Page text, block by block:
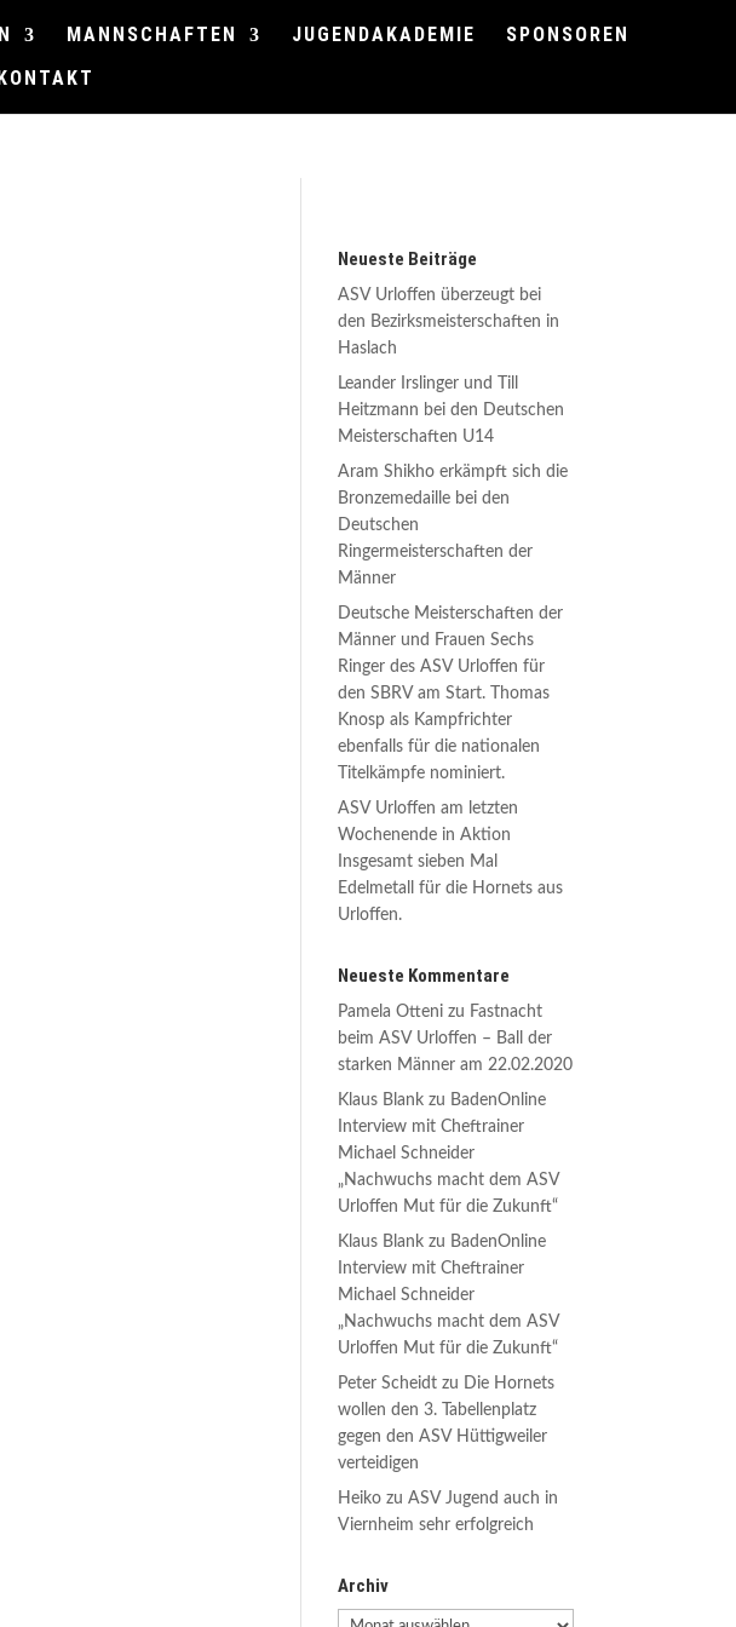
MANNSCHAFTEN JUGENDAKADEMIE
SPONSOREN
Neueste Beiträge
ASV Urloffen überzeugt bei
den Bezirksmeisterschaften in
Haslach
Leander Irslinger und Till
Heitzmann bei den Deutschen
Meisterschaften U14
Aram Shikho erkämpft sich die
Bronzemedaille bei den
Deutschen
Ringermeisterschaften der
Männer
Deutsche Meisterschaften der
Männer und Frauen Sechs
Ringer des ASV Urloffen für
den SBRV am Start. Thomas
Knosp als Kampfrichter
ebenfalls für die nationalen
Titelkämpfe nominiert.
ASV Urloffen am letzten
Wochenende in Aktion
Insgesamt sieben Mal
Edelmetall für die Hornets aus
Urloffen.
Neueste Kommentare
Pamela Otteni zu Fastnacht
beim ASV Urloffen – Ball der
starken Männer am 22.02.2020
Klaus Blank zu BadenOnline
Interview mit Cheftrainer
Michael Schneider
„Nachwuchs macht dem ASV
Urloffen Mut für die Zukunft“
Klaus Blank zu BadenOnline
Interview mit Cheftrainer
Michael Schneider
„Nachwuchs macht dem ASV
Urloffen Mut für die Zukunft“
Peter Scheidt zu Die Hornets
wollen den 3. Tabellenplatz
gegen den ASV Hüttigweiler
verteidigen
Heiko zuASV Jugend auch in
Viernheim sehr erfolgreich
Archiv
Archiv